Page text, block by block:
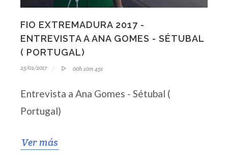
FIO EXTREMADURA 2017 -
ENTREVISTA A ANA GOMES - SÉTUBAL
( PORTUGAL)
25/02/2017 00h 10m 45s
Entrevista a Ana Gomes - Sétubal (
Portugal)
Ver más